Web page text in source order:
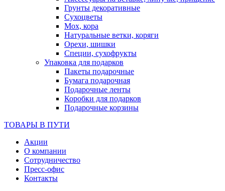
Грунты декоративные
Сухоцветы
Мох, кора
Натуральные ветки, коряги
Орехи, шишки
Специи, сухофрукты
Упаковка для подарков
Пакеты подарочные
Бумага подарочная
Подарочные ленты
Коробки для подарков
Подарочные корзины
ТОВАРЫ В ПУТИ
Акции
О компании
Сотрудничество
Пресс-офис
Контакты